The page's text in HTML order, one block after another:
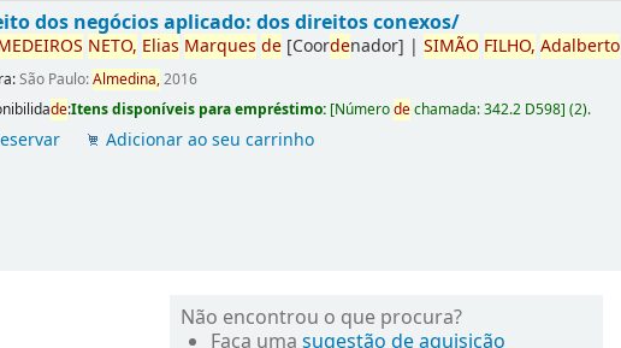
dos negócios aplicado: dos direitos conexos/
DEIROS NETO, Elias Marques de [Coordenador] |SIMÃO FILHO, Adalberto
São Paulo:Almedina,2016
de:Itens disponíveis para empréstimo: [Númerodechamada:342.2 D598](2).
Adicionar ao seu carrinho
Não encontrou o que procura?